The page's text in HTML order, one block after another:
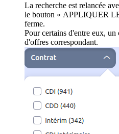
La recherche est relancée
le bouton « APPLIQUER
ferme.
Pour certains d'entre eux,
d'offres correspondant.